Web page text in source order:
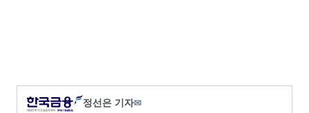
정선은 기자✉